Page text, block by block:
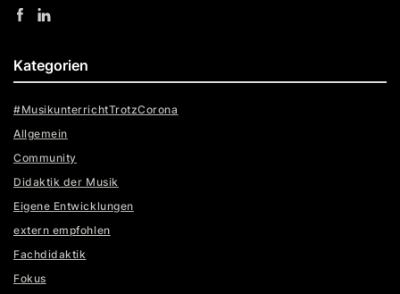
Kategorien
#MusikunterrichtTrotzCorona
Allgemein
Community
Didaktik der Musik
Eigene Entwicklungen
extern empfohlen
Fachdidaktik
Fokus